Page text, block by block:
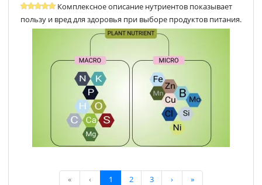
Комплексное описание нутриентов показывает
пользу и вред для здоровья при выборе продуктов питания.
« ‹ 1 2 3 › »